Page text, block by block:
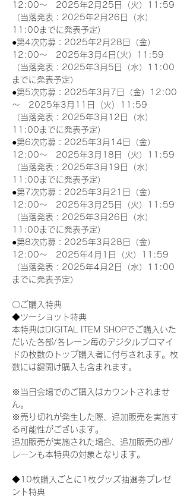
12:00～　2025年2月25日（火）11:59
（当落発表：2025年2月26日（水）
11:00までに発表予定）
●第4次応募：2025年2月28日（金）
12:00～　2025年3月4日(火）11:59
（当落発表：2025年3月5日（水）11:00
までに発表予定）
●第5次応募：2025年3月7日（金）12:00
～　2025年3月11日（火）11:59
（当落発表：2025年3月12日（水）
11:00までに発表予定）
●第6次応募：2025年3月14日（金）
12:00～　2025年3月18日（火）11:59
（当落発表：2025年3月19日（水）
11:00までに発表予定）
●第7次応募：2025年3月21日（金）
12:00～　2025年3月25日（火）11:59
（当落発表：2025年3月26日（水）
11:00までに発表予定）
●第8次応募：2025年3月28日（金）
12:00～　2025年4月1日（火）11:59
（当落発表：2025年4月2日（水）11:00
までに発表予定）
〇ご購入特典
◆ツーショット特典
本特典はDIGITAL ITEM SHOPでご購入いた
だいた各部/各レーン毎のデジタルブロマイ
ドの枚数のトップ購入者に付与されます。枚
数には鍵開け購入も含まれます。
※当日会場でのご購入はカウントされませ
ん。
※売り切れが発生した際、追加販売を実施す
る可能性がございます。
追加販売が実施された場合、追加販売の部/
レーンも本特典の対象となります。
◆10枚購入ごとに1枚グッズ抽選券プレゼ
ント特典